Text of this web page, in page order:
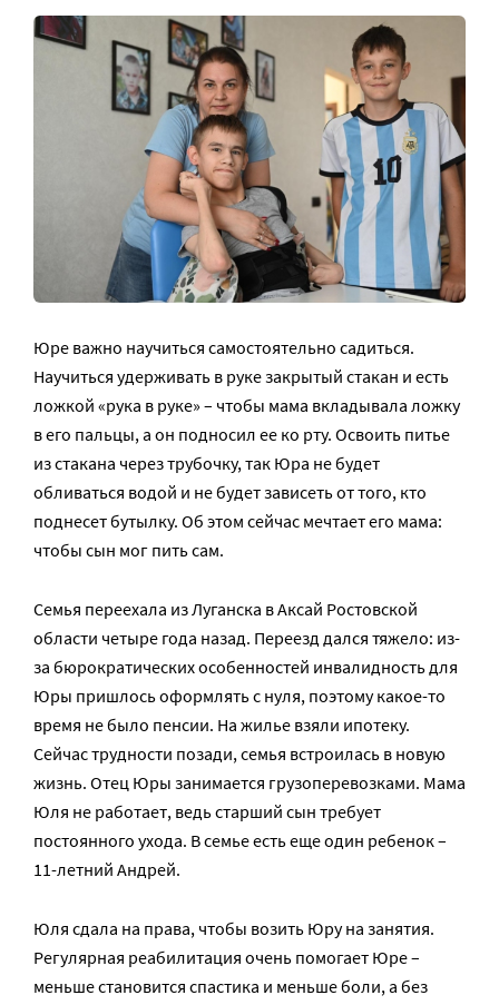
Юре важно научиться самостоятельно садиться.
Научиться удерживать в руке закрытый стакан и есть
ложкой «рука в руке» – чтобы мама вкладывала ложку
в его пальцы, а он подносил ее ко рту. Освоить питье
из стакана через трубочку, так Юра не будет
обливаться водой и не будет зависеть от того, кто
поднесет бутылку. Об этом сейчас мечтает его мама:
чтобы сын мог пить сам.
Семья переехала из Луганска в Аксай Ростовской
области четыре года назад. Переезд дался тяжело: из-
за бюрократических особенностей инвалидность для
Юры пришлось оформлять с нуля, поэтому какое-то
время не было пенсии. На жилье взяли ипотеку.
Сейчас трудности позади, семья встроилась в новую
жизнь. Отец Юры занимается грузоперевозками. Мама
Юля не работает, ведь старший сын требует
постоянного ухода. В семье есть еще один ребенок –
11-летний Андрей.
Юля сдала на права, чтобы возить Юру на занятия.
Регулярная реабилитация очень помогает Юре –
меньше становится спастика и меньше боли, а без